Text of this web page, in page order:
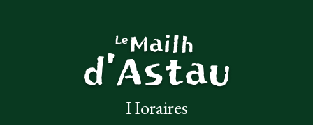
Horaires